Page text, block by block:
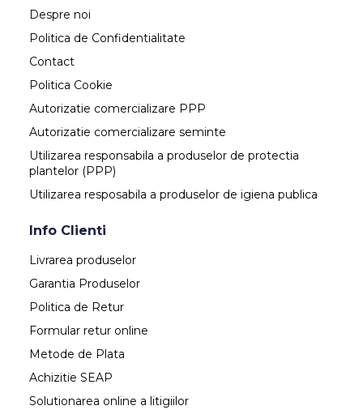
Despre noi
Politica de Confidentialitate
Contact
Politica Cookie
Autorizatie comercializare PPP
Autorizatie comercializare seminte
Utilizarea responsabila a produselor de protectia
plantelor (PPP)
Utilizarea resposabila a produselor de igiena publica
Info Clienti
Livrarea produselor
Garantia Produselor
Politica de Retur
Formular retur online
Metode de Plata
Achizitie SEAP
Solutionarea online a litigiilor